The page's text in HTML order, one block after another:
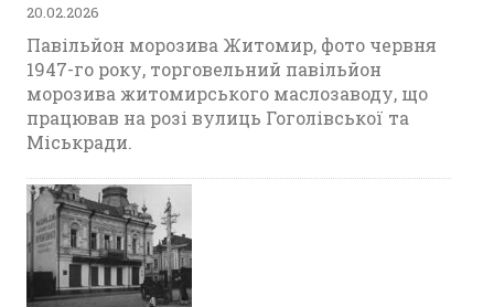
20.02.2026
Павільйон морозива Житомир, фото червня
1947-го року, торговельний павільйон
морозива житомирського маслозаводу, що
працював на розі вулиць Гоголівської та
Міськради.